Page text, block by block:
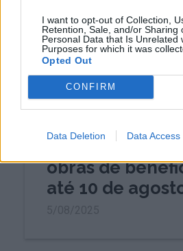
I want to opt-out of Collection,
Retention, Sale, and/or Sharing
Personal Data that Is Unrelated
Purposes for which it was
Opted Out
CONFIRM
Data Deletion Data Access
Rua Pádua
obras de
até 10 de